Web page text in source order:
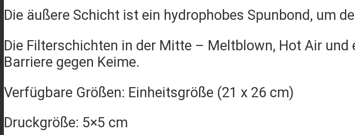
Die äußere Schicht ist ein hydrophobes Spunbond, um
Die Filterschichten in der Mitte – Meltblown, Hot Air
Barriere gegen Keime.
Verfügbare Größen: Einheitsgröße (21 x 26 cm)
Druckgröße: 5×5 cm